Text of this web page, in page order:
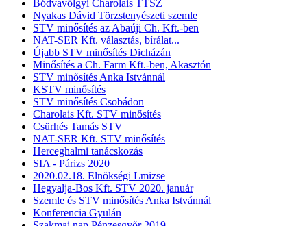
Bódvavölgyi Charolais TTSZ
Nyakas Dávid Törzstenyészeti szemle
STV minősítés az Abaúji Ch. Kft.-ben
NAT-SER Kft. választás, bírálat...
Újabb STV minősítés Dicházán
Minősítés a Ch. Farm Kft.-ben, Akasztón
STV minősítés Anka Istvánnál
KSTV minősítés
STV minősítés Csobádon
Charolais Kft. STV minősítés
Csürhés Tamás STV
NAT-SER Kft. STV minősítés
Herceghalmi tanácskozás
SIA - Párizs 2020
2020.02.18. Elnökségi Lmizse
Hegyalja-Bos Kft. STV 2020. január
Szemle és STV minősítés Anka Istvánnál
Konferencia Gyulán